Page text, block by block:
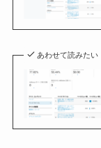
あわせて読みたい